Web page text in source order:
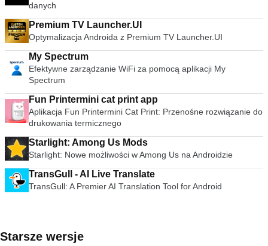
danych
Premium TV Launcher.UI
Optymalizacja Androida z Premium TV Launcher.UI
My Spectrum
Efektywne zarządzanie WiFi za pomocą aplikacji My
Spectrum
Fun Printermini cat print app
Aplikacja Fun Printermini Cat Print: Przenośne rozwiązanie do
drukowania termicznego
Starlight: Among Us Mods
Starlight: Nowe możliwości w Among Us na Androidzie
TransGull - AI Live Translate
TransGull: A Premier AI Translation Tool for Android
Starsze wersje